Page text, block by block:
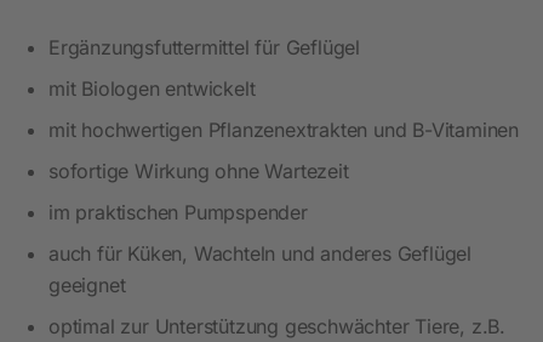
Ergänzungsfuttermittel für Geflügel
mit Biologen entwickelt
mit hochwertigen Pflanzenextrakten und B-Vitaminen
sofortige Wirkung ohne Wartezeit
im praktischen Pumpspender
auch für Küken, Wachteln und anderes Geflügel
geeignet
optimal zur Unterstützung geschwächter Tiere, z.B.